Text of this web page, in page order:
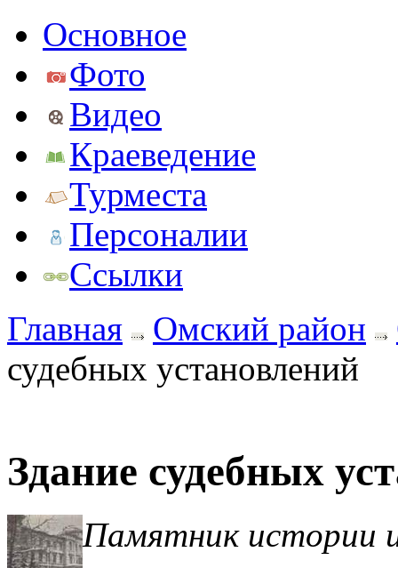
Основное
Фото
Видео
Краеведение
Турместа
Персоналии
Ссылки
Главная
Омский район
судебных установлений
Здание судебных
Памятник истории